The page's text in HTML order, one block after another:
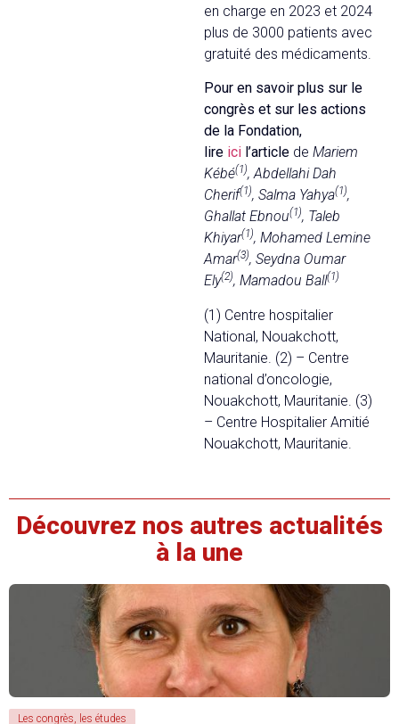
en charge en 2023 et 2024
plus de 3000 patients avec
gratuité des médicaments.
Pour en savoir plus sur le
congrès et sur les actions
de la Fondation,
lire ici l’article deMariem
Kébé(1), Abdellahi Dah
Cherif(1), Salma Yahya(1),
Ghallat Ebnou(1), Taleb
Khiyar(1), Mohamed Lemine
Amar(3), Seydna Oumar
Ely(2), Mamadou Ball(1)
(1) Centre hospitalier
National, Nouakchott,
Mauritanie. (2) – Centre
national d’oncologie,
Nouakchott, Mauritanie. (3)
– Centre Hospitalier Amitié
Nouakchott, Mauritanie.
Découvrez nos autres actualités
à la une
Les congrès, les études